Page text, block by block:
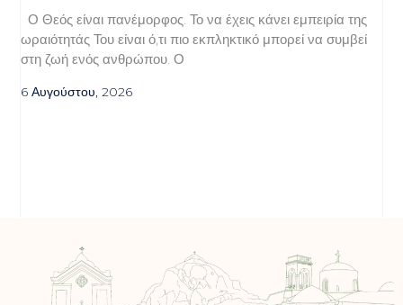
Ο Θεός είναι πανέμορφος. Το να έχεις κάνει εμπειρία της
ωραιότητάς Του είναι ό,τι πιο εκπληκτικό μπορεί να συμβεί
στη ζωή ενός ανθρώπου. Ο
6 Αυγούστου, 2026